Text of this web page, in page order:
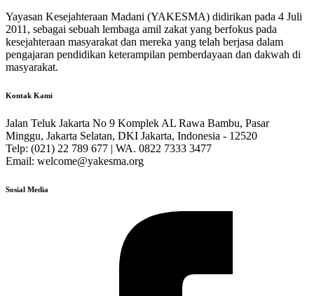
Yayasan Kesejahteraan Madani (YAKESMA) didirikan pada 4 Juli
2011, sebagai sebuah lembaga amil zakat yang berfokus pada
kesejahteraan masyarakat dan mereka yang telah berjasa dalam
pengajaran pendidikan keterampilan pemberdayaan dan dakwah di
masyarakat.
Kontak Kami
Jalan Teluk Jakarta No 9 Komplek AL Rawa Bambu, Pasar
Minggu, Jakarta Selatan, DKI Jakarta, Indonesia - 12520
Telp: (021) 22 789 677 | WA. 0822 7333 3477
Email: welcome@yakesma.org
Sosial Media